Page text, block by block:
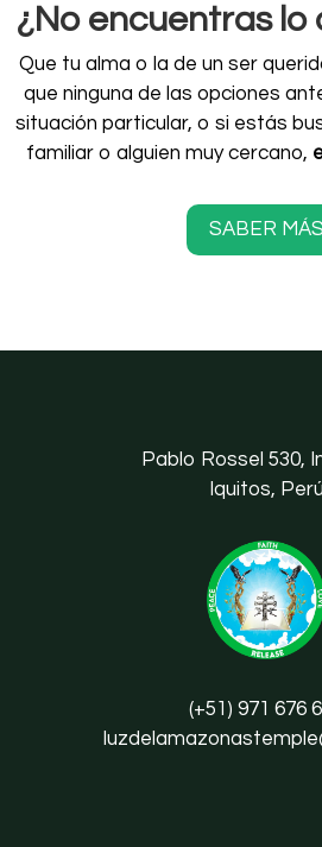
¿No encuentras lo
Que tu alma o la de un ser
que ninguna de las opciones
situación particular, o si estás
familiar o alguien muy cercano,
SABER MÁS
Pablo Rossel 530,
Iquitos, Perú
(+51) 971 676